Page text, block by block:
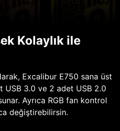
Kolaylık ile
Excalibur E750 sana üst
USB 3.0 ve 2 adet USB 2.0
Ayrıca RGB fan kontrol
değiştirebilirsin.